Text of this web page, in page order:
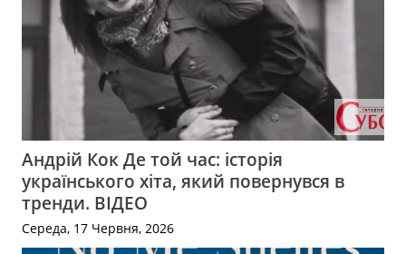
Андрій Кок Де той час: історія
українського хіта, який повернувся в
тренди. ВІДЕО
Середа, 17 Червня, 2026